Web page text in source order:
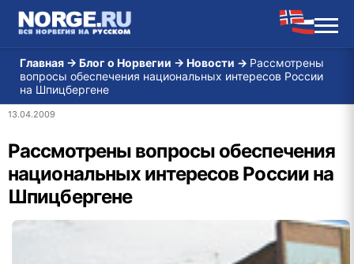
Главная → Блог о Норвегии → Новости → Рассмотрены
вопросы обеспечения национальных интересов России
на Шпицбергене
13.04.2009
Рассмотрены вопросы обеспечения
национальных интересов России на
Шпицбергене